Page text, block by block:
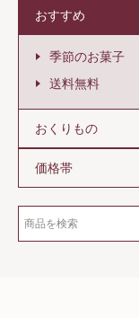
おすすめ
季節のお菓子
送料無料
おくりもの
価格帯